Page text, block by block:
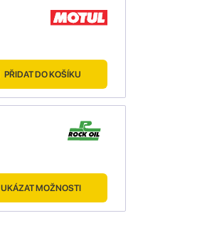
PŘIDAT DO KOŠÍKU
UKÁZAT MOŽNOSTI